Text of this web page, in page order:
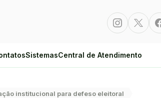
Instagram
SistemasCentral de Atendimento
institucional para defeso eleitoral